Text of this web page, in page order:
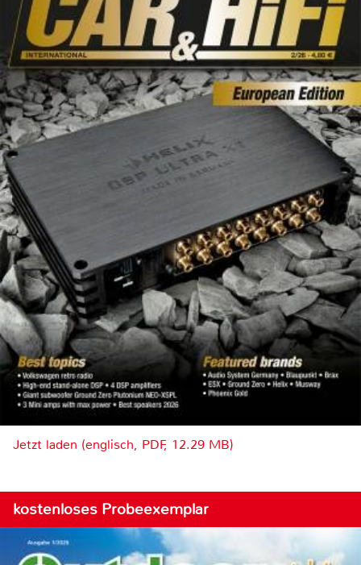
Jetzt laden (englisch, PDF, 12.29 MB)
kostenloses Probeexemplar